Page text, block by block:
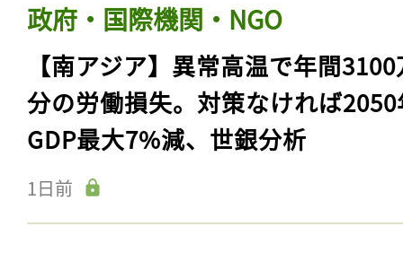
政府・国際機関・NGO
【南アジア】異常高温で年間
分の労働損失。対策なければ
GDP最大7%減、世銀分析
1日前